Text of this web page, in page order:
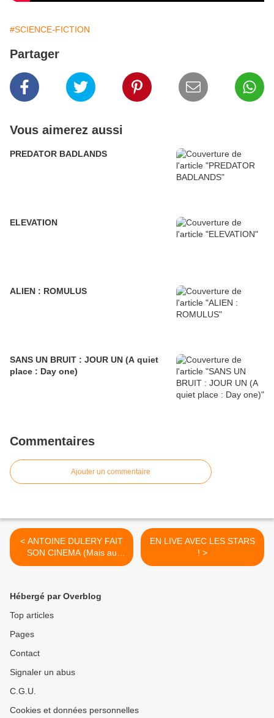
#SCIENCE-FICTION
Partager
Vous aimerez aussi
PREDATOR BADLANDS
ELEVATION
ALIEN : ROMULUS
SANS UN BRUIT : JOUR UN (A quiet
place : Day one)
Commentaires
Ajouter un commentaire
< ANTOINE DULERY FAIT
SON CINEMA (Mais au
théâtre)
EN LIVE AVEC LES STARS
! >
Hébergé par Overblog
Top articles
Pages
Contact
Signaler un abus
C.G.U.
Cookies et données personnelles